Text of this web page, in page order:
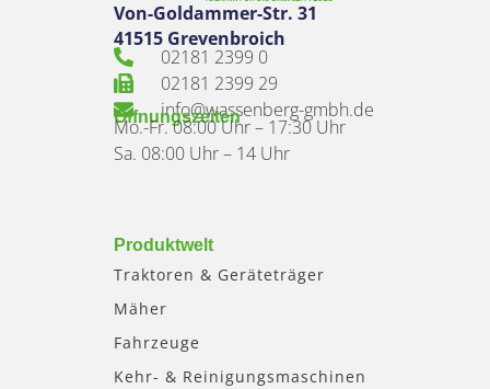
Von-Goldammer-Str. 31
41515 Grevenbroich
02181 2399 0
02181 2399 29
info@wassenberg-gmbh.de
Öffnungszeiten
Mo.-Fr. 08:00 Uhr – 17:30 Uhr
Sa. 08:00 Uhr – 14 Uhr
Produktwelt
Traktoren & Geräteträger
Mäher
Fahrzeuge
Kehr- & Reinigungsmaschinen